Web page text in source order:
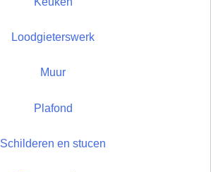
Loodgieterswerk
Muur
Plafond
Schilderen en stucen